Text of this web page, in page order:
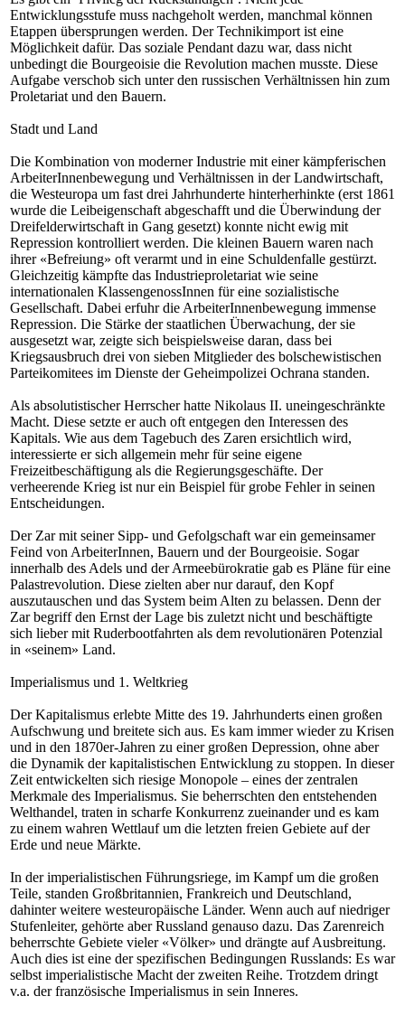
Entwicklungsstufe muss nachgeholt werden, manchmal können
Etappen übersprungen werden. Der Technikimport ist eine
Möglichkeit dafür. Das soziale Pendant dazu war, dass nicht
unbedingt die Bourgeoisie die Revolution machen musste. Diese
Aufgabe verschob sich unter den russischen Verhältnissen hin zum
Proletariat und den Bauern.
Stadt und Land
Die Kombination von moderner Industrie mit einer kämpferischen
ArbeiterInnenbewegung und Verhältnissen in der Landwirtschaft,
die Westeuropa um fast drei Jahrhunderte hinterherhinkte (erst 1861
wurde die Leibeigenschaft abgeschafft und die Überwindung der
Dreifelderwirtschaft in Gang gesetzt) konnte nicht ewig mit
Repression kontrolliert werden. Die kleinen Bauern waren nach
ihrer «Befreiung» oft verarmt und in eine Schuldenfalle gestürzt.
Gleichzeitig kämpfte das Industrieproletariat wie seine
internationalen KlassengenossInnen für eine sozialistische
Gesellschaft. Dabei erfuhr die ArbeiterInnenbewegung immense
Repression. Die Stärke der staatlichen Überwachung, der sie
ausgesetzt war, zeigte sich beispielsweise daran, dass bei
Kriegsausbruch drei von sieben Mitglieder des bolschewistischen
Parteikomitees im Dienste der Geheimpolizei Ochrana standen.
Als absolutistischer Herrscher hatte Nikolaus II. uneingeschränkte
Macht. Diese setzte er auch oft entgegen den Interessen des
Kapitals. Wie aus dem Tagebuch des Zaren ersichtlich wird,
interessierte er sich allgemein mehr für seine eigene
Freizeitbeschäftigung als die Regierungsgeschäfte. Der
verheerende Krieg ist nur ein Beispiel für grobe Fehler in seinen
Entscheidungen.
Der Zar mit seiner Sipp- und Gefolgschaft war ein gemeinsamer
Feind von ArbeiterInnen, Bauern und der Bourgeoisie. Sogar
innerhalb des Adels und der Armeebürokratie gab es Pläne für eine
Palastrevolution. Diese zielten aber nur darauf, den Kopf
auszutauschen und das System beim Alten zu belassen. Denn der
Zar begriff den Ernst der Lage bis zuletzt nicht und beschäftigte
sich lieber mit Ruderbootfahrten als dem revolutionären Potenzial
in «seinem» Land.
Imperialismus und 1. Weltkrieg
Der Kapitalismus erlebte Mitte des 19. Jahrhunderts einen großen
Aufschwung und breitete sich aus. Es kam immer wieder zu Krisen
und in den 1870er-Jahren zu einer großen Depression, ohne aber
die Dynamik der kapitalistischen Entwicklung zu stoppen. In dieser
Zeit entwickelten sich riesige Monopole – eines der zentralen
Merkmale des Imperialismus. Sie beherrschten den entstehenden
Welthandel, traten in scharfe Konkurrenz zueinander und es kam
zu einem wahren Wettlauf um die letzten freien Gebiete auf der
Erde und neue Märkte.
In der imperialistischen Führungsriege, im Kampf um die großen
Teile, standen Großbritannien, Frankreich und Deutschland,
dahinter weitere westeuropäische Länder. Wenn auch auf niedriger
Stufenleiter, gehörte aber Russland genauso dazu. Das Zarenreich
beherrschte Gebiete vieler «Völker» und drängte auf Ausbreitung.
Auch dies ist eine der spezifischen Bedingungen Russlands: Es war
selbst imperialistische Macht der zweiten Reihe. Trotzdem dringt
v.a. der französische Imperialismus in sein Inneres.